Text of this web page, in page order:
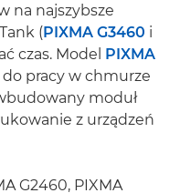
na najszybsze
(PIXMA G3460 i
czas. Model PIXMA
pracy w chmurze
moduł
z urządzeń
G2460, PIXMA